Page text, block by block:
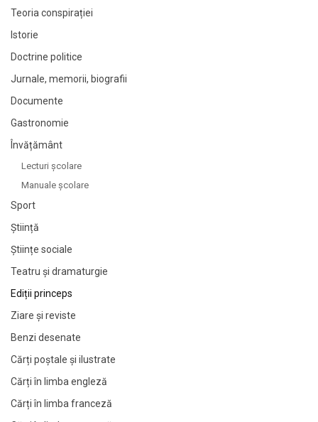
Teoria conspirației
Istorie
Doctrine politice
Jurnale, memorii, biografii
Documente
Gastronomie
Învățământ
Lecturi şcolare
Manuale şcolare
Sport
Știință
Științe sociale
Teatru și dramaturgie
Ediții princeps
Ziare şi reviste
Benzi desenate
Cărți poștale și ilustrate
Cărți în limba engleză
Cărți în limba franceză